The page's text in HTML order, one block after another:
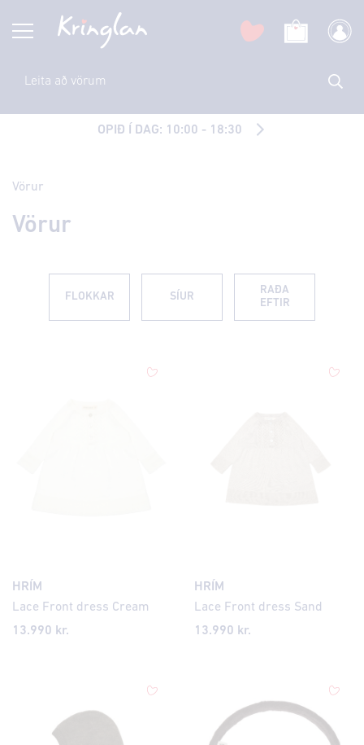
OPIÐ Í DAG: 10:00 - 18:30
Vörur
Vörur
FLOKKAR SÍUR
RAÐA
EFTIR
HRÍM
Lace Front dress Cream
13.990 kr.
HRÍM
Lace Front dress Sand
13.990 kr.